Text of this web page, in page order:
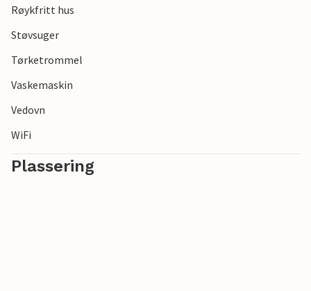
Røykfritt hus
Støvsuger
Tørketrommel
Vaskemaskin
Vedovn
WiFi
Plassering